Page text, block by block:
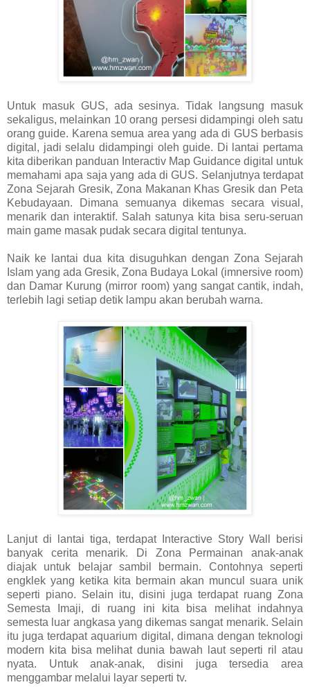
Untuk masuk GUS, ada sesinya. Tidak langsung masuk
sekaligus, melainkan 10 orang persesi didampingi oleh satu
orang guide. Karena semua area yang ada di GUS berbasis
digital, jadi selalu didampingi oleh guide. Di lantai pertama
kita diberikan panduan Interactiv Map Guidance digital untuk
memahami apa saja yang ada di GUS. Selanjutnya terdapat
Zona Sejarah Gresik, Zona Makanan Khas Gresik dan Peta
Kebudayaan. Dimana semuanya dikemas secara visual,
menarik dan interaktif. Salah satunya kita bisa seru-seruan
main game masak pudak secara digital tentunya.
Naik ke lantai dua kita disuguhkan dengan Zona Sejarah
Islam yang ada Gresik, Zona Budaya Lokal (imnersive room)
dan Damar Kurung (mirror room) yang sangat cantik, indah,
terlebih lagi setiap detik lampu akan berubah warna.
Lanjut di lantai tiga, terdapat Interactive Story Wall berisi
banyak cerita menarik. Di Zona Permainan anak-anak
diajak untuk belajar sambil bermain. Contohnya seperti
engklek yang ketika kita bermain akan muncul suara unik
seperti piano. Selain itu, disini juga terdapat ruang Zona
Semesta Imaji, di ruang ini kita bisa melihat indahnya
semesta luar angkasa yang dikemas sangat menarik. Selain
itu juga terdapat aquarium digital, dimana dengan teknologi
modern kita bisa melihat dunia bawah laut seperti ril atau
nyata. Untuk anak-anak, disini juga tersedia area
menggambar melalui layar seperti tv.